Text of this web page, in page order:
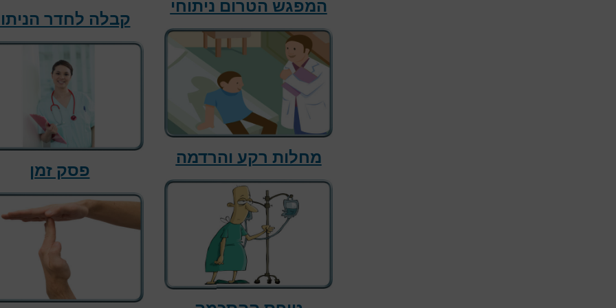
קבלה לחדר
פסק זמן
המפגש הטרום ניתוחי
מחלות רקע והרדמה